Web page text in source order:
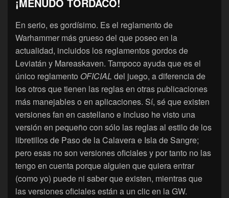
En serio, es gordísimo. Es el reglamento de
Warhammer más grueso del que poseo en la
actualidad, incluidos los reglamentos gordos de
Leviatán y Mareaskaven. Tampoco ayuda que es el
único reglamento OFICIAL del juego, a diferencia de
los otros que tienen las reglas en otras publicaciones
más manejables o en aplicaciones. Sí, sé que existen
versiones fan en castellano e incluso he visto una
versión en pequeño con sólo las reglas al estilo de los
libretillos de Paso de la Calavera e Isla de Sangre;
pero esas no son versiones oficiales y por tanto no las
tengo en cuenta porque alguien que quiera entrar
(como yo) puede ni saber que existen, mientras que
las versiones oficiales están a un clic en la GW.